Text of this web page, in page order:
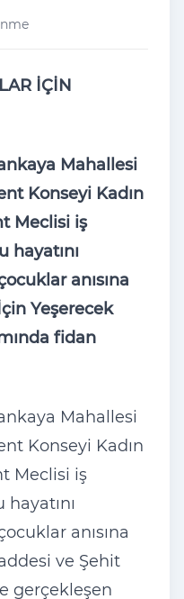
İÇİN
Mahallesi
Konseyi Kadın
Meclisi iş
hayatını
anısına
Yeşerecek
fidan
Mahallesi
Konseyi Kadın
Meclisi iş
anısına
ve Şehit
gerçekleşen